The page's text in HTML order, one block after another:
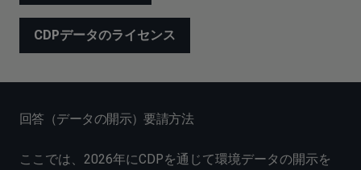
CDPデータのライセンス
回答（データの開示）要請方法
ここでは、2026年にCDPを通じて環境データの開示を